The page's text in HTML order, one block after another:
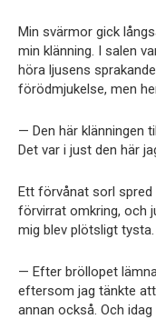
Min svärmor gick
min klänning. I salen
höra ljusens
förödmjukelse, men
— Den här klänningen
Det var i just den här
Ett förvånat sorl spred
förvirrat omkring, och
mig blev plötsligt
— Efter bröllopet
eftersom jag tänkte
annan också. Och